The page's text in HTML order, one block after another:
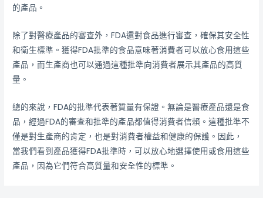
的產品。
除了對醫療產品的審查外，FDA還對食品進行審查，確保其安全性
和衛生標準。獲得FDA批準的食品意味著消費者可以放心食用這些
產品，而生產商也可以通過這種批準向消費者展示其產品的高質
量。
總的來說，FDA的批準代表著質量有保證。無論是醫療產品還是食
品，經過FDA的審查和批準的產品都值得消費者信賴。這種批準不
僅是對生產商的肯定，也是對消費者權益和健康的保護。因此，
當我們看到產品獲得FDA批準時，可以放心地選擇使用或食用這些
產品，因為它們符合高質量和安全性的標準。